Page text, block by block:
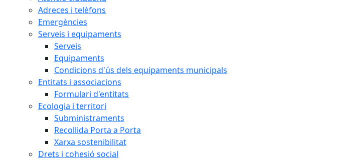
Adreces i telèfons
Emergències
Serveis i equipaments
Serveis
Equipaments
Condicions d'ús dels equipaments municipals
Entitats i associacions
Formulari d'entitats
Ecologia i territori
Subministraments
Recollida Porta a Porta
Xarxa sostenibilitat
Drets i cohesió social